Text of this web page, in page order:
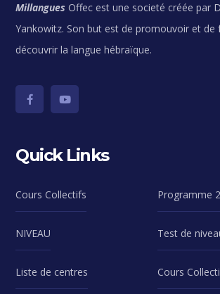
Millangues Offec est une societé créée par
Yankowitz. Son but est de promouvoir et de
découvrir la langue hébraïque.
Quick Links
Cours Collectifs Programme
NIVEAU Test de
Liste de centres Cours